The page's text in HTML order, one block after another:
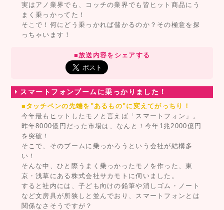
実はアノ業界でも、コッチの業界でも皆ヒット商品にう
まく乗っかってた！
そこで！何にどう乗っかれば儲かるのか？その極意を探
っちゃいます！
■放送内容をシェアする
スマートフォンブームに乗っかりました！
■タッチペンの先端を"あるもの"に変えてがっちり！
今年最もヒットしたモノと言えば「スマートフォン」。
昨年8000億円だった市場は、なんと！今年1兆2000億円
を突破！
そこで、そのブームに乗っかろうという会社が結構多
い！
そんな中、ひと際うまく乗っかったモノを作った、東
京・浅草にある株式会社サカモトに伺いました。
すると社内には、子ども向けの鉛筆や消しゴム・ノート
など文房具が所狭しと並んでおり、スマートフォンとは
関係なさそうですが？